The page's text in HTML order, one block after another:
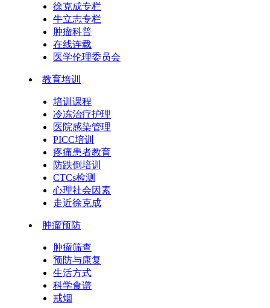
徐克成专栏
牛立志专栏
肿瘤科普
在线连载
医学伦理委员会
教育培训
培训课程
冷冻治疗护理
医院感染管理
PICC培训
疼痛患者教育
防跌倒培训
CTCs检测
心理社会因素
走近徐克成
肿瘤预防
肿瘤筛查
预防与康复
生活方式
科学食谱
戒烟